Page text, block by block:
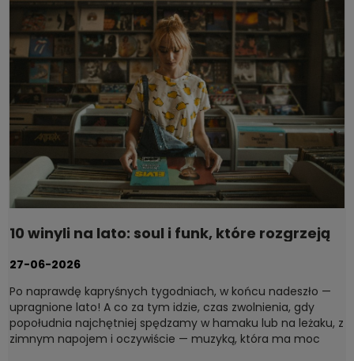
10 winyli na lato: soul i funk, które rozgrzeją
27-06-2026
Po naprawdę kapryśnych tygodniach, w końcu nadeszło —
upragnione lato! A co za tym idzie, czas zwolnienia, gdy
popołudnia najchętniej spędzamy w hamaku lub na leżaku, z
zimnym napojem i oczywiście — muzyką, która ma moc